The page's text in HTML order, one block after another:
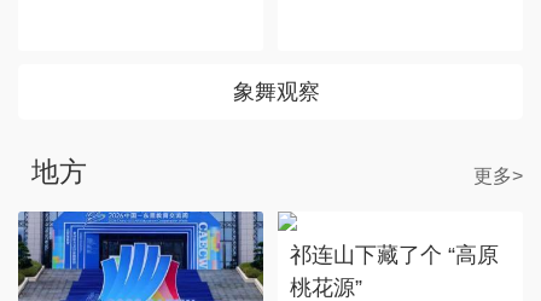
象舞观察
地方 更多>
祁连山下藏了个 “高原
桃花源”